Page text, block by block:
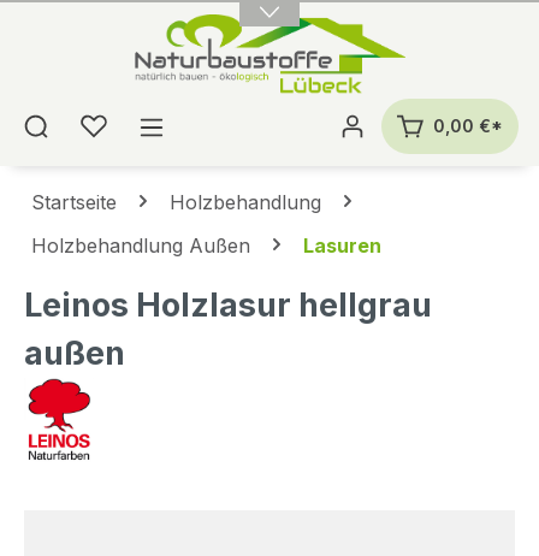
0,00 €*
Startseite
Holzbehandlung
Holzbehandlung Außen
Lasuren
Leinos Holzlasur hellgrau
außen